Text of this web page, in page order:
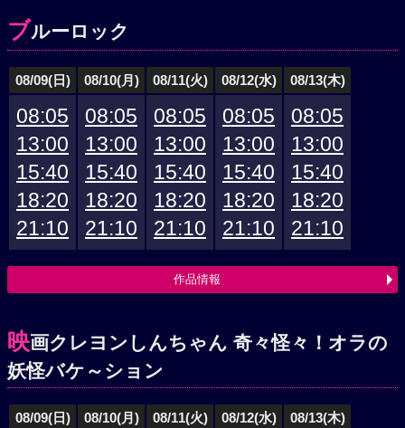
ブルーロック
08/09(日) 08/10(月) 08/11(火) 08/12(水) 08/13(木)
08:05
13:00
15:40
18:20
21:10
08:05
13:00
15:40
18:20
21:10
08:05
13:00
15:40
18:20
21:10
08:05
13:00
15:40
18:20
21:10
08:05
13:00
15:40
18:20
21:10
作品情報
映画クレヨンしんちゃん 奇々怪々！オラの
妖怪バケ～ション
08/09(日) 08/10(月) 08/11(火) 08/12(水) 08/13(木)